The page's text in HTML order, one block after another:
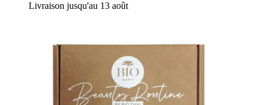
Livraison jusqu'au 13 août